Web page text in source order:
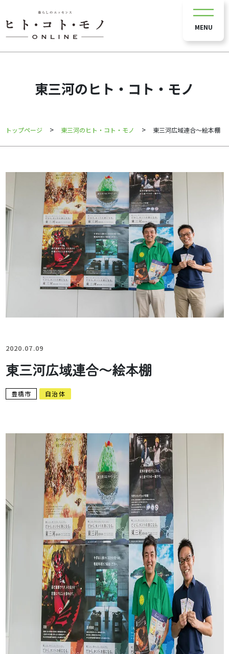
MENU
東三河のヒト・コト・モノ
トップページ > 東三河のヒト・コト・モノ > 東三河広域連合～絵本棚
2020.07.09
東三河広域連合～絵本棚
豊橋市 自治体